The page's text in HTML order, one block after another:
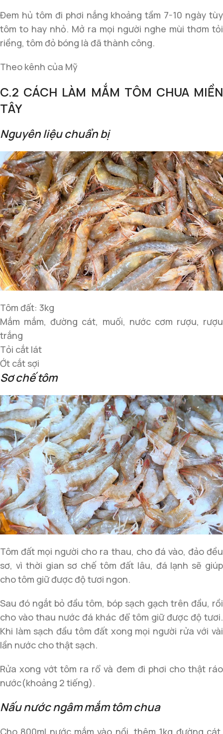
Đem hủ tôm đi phơi nắng khoảng tầm 7-10 ngày tùy
tôm to hay nhỏ. Mở ra mọi người nghe mùi thơm tỏi
riềng, tôm đỏ bóng là đã thành công.
Theo kênh của Mỹ
C.2 CÁCH LÀM MẮM TÔM CHUA MIỀN
TÂY
Nguyên liệu chuẩn bị
Tôm đất: 3kg
Mắm mắm, đường cát, muối, nước cơm rượu, rượu
trắng
Tỏi cắt lát
Ớt cắt sợi
Sơ chế tôm
Tôm đất mọi người cho ra thau, cho đá vào, đảo đều
sơ, vì thời gian sơ chế tôm đất lâu, đá lạnh sẽ giúp
cho tôm giữ được độ tươi ngon.
Sau đó ngắt bỏ đầu tôm, bóp sạch gạch trên đầu, rồi
cho vào thau nước đá khác để tôm giữ được độ tươi.
Khi làm sạch đầu tôm đất xong mọi người rửa với vài
lần nước cho thật sạch.
Rửa xong vớt tôm ra rổ và đem đi phơi cho thật ráo
nước(khoảng 2 tiếng).
Nấu nước ngâm mắm tôm chua
Cho 800ml nước mắm vào nồi, thêm 1kg đường cát,